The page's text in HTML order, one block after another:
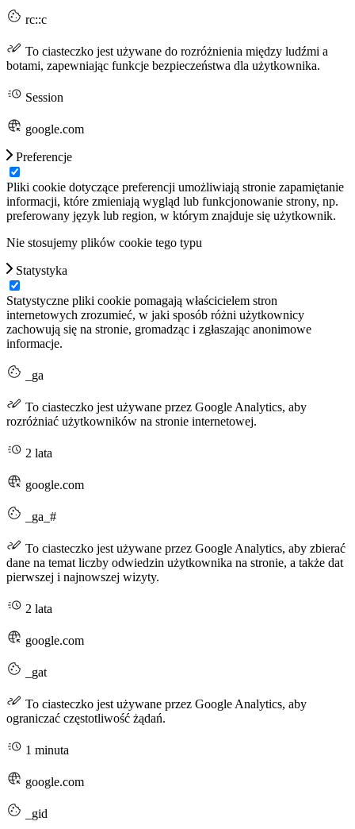
rc::c
To ciasteczko jest używane do rozróżnienia między ludźmi a
botami, zapewniając funkcje bezpieczeństwa dla użytkownika.
Session
google.com
Preferencje
Pliki cookie dotyczące preferencji umożliwiają stronie zapamiętanie
informacji, które zmieniają wygląd lub funkcjonowanie strony, np.
preferowany język lub region, w którym znajduje się użytkownik.
Nie stosujemy plików cookie tego typu
Statystyka
Statystyczne pliki cookie pomagają właścicielem stron
internetowych zrozumieć, w jaki sposób różni użytkownicy
zachowują się na stronie, gromadząc i zgłaszając anonimowe
informacje.
_ga
To ciasteczko jest używane przez Google Analytics, aby
rozróżniać użytkowników na stronie internetowej.
2 lata
google.com
_ga_#
To ciasteczko jest używane przez Google Analytics, aby zbierać
dane na temat liczby odwiedzin użytkownika na stronie, a także dat
pierwszej i najnowszej wizyty.
2 lata
google.com
_gat
To ciasteczko jest używane przez Google Analytics, aby
ograniczać częstotliwość żądań.
1 minuta
google.com
_gid